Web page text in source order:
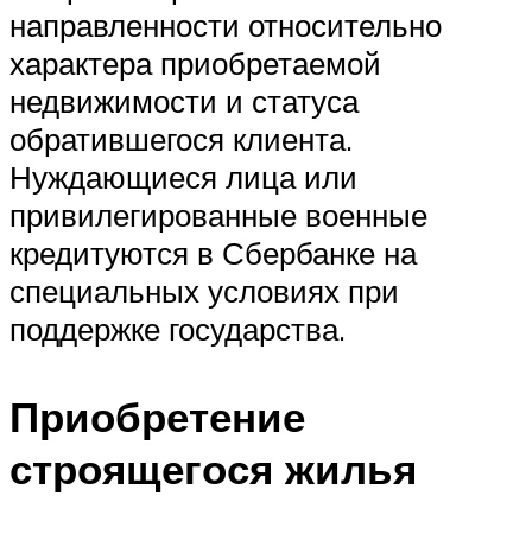
направленности относительно
характера приобретаемой
недвижимости и статуса
обратившегося клиента.
Нуждающиеся лица или
привилегированные военные
кредитуются в Сбербанке на
специальных условиях при
поддержке государства.
Приобретение
строящегося жилья